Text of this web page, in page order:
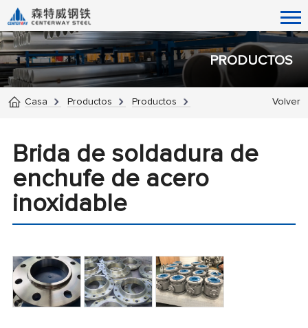
PRODUCTOS
Volver
Casa Productos Productos
Brida de soldadura de
enchufe de acero
inoxidable